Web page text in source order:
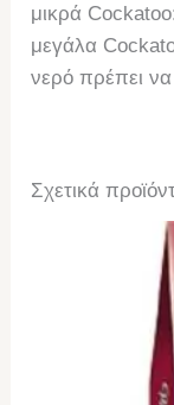
μικρά
μεγάλα
νερό πρέπει να
Σχετικά